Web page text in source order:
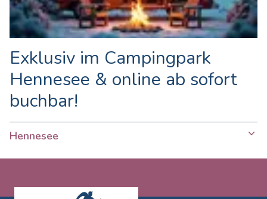
Exklusiv im Campingpark
Hennesee & online ab sofort
buchbar!
Hennesee